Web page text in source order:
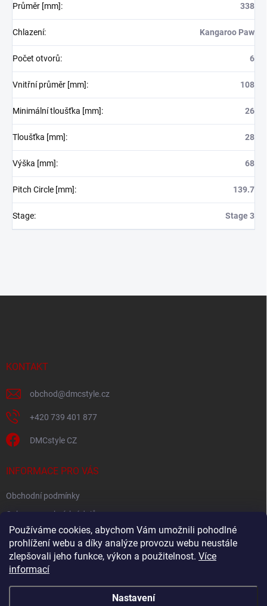
Používáme cookies, abychom Vám umožnili pohodlné
prohlížení webu a díky analýze provozu webu neustále
zlepšovali jeho funkce, výkon a použitelnost. Více
informací
Nastavení
Průměr [mm]: 338
Chlazení: Kangaroo Paw
Počet otvorů: 6
Vnitřní průměr [mm]: 108
Minimální tloušťka [mm]: 26
Tloušťka [mm]: 28
Výška [mm]: 68
Pitch Circle [mm]: 139.7
Stage: Stage 3
KONTAKT
obchod@dmcstyle.cz
+420 739 401 877
DMCstyle CZ
INFORMACE PRO VÁS
Obchodní podmínky
Ochrana osobních údajů
FACEBOOK